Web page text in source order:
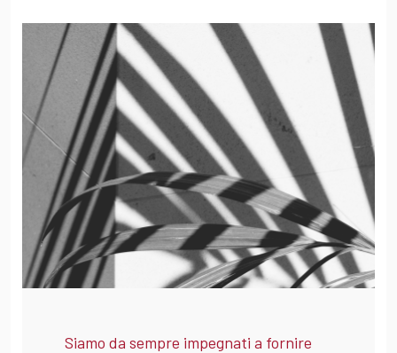
Siamo da sempre impegnati a fornire